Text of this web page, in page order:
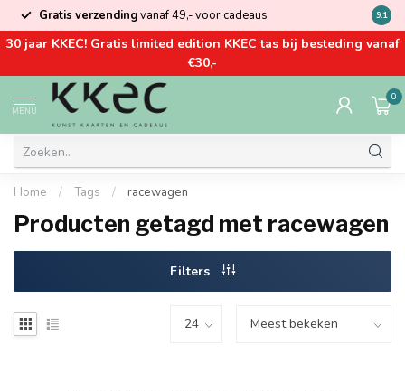
Gratis verzendingvanaf 49,- voor cadeaus Kom
9.1
30 jaar KKEC! Gratis limited edition KKEC tas bij besteding vanaf
€30,-
MENU
0
Home / Tags / racewagen
Producten getagd met racewagen
Filters